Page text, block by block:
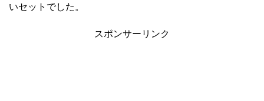
いセットでした。
スポンサーリンク